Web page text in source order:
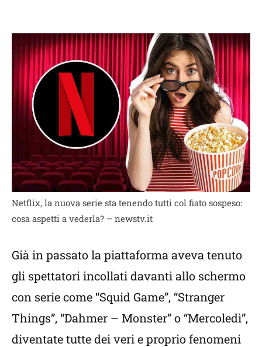
Netflix, la nuova serie sta tenendo tutti col fiato sospeso:
cosa aspetti a vederla? – newstv.it
Già in passato la piattaforma aveva tenuto
gli spettatori incollati davanti allo schermo
con serie come “Squid Game”, “Stranger
Things”, “Dahmer – Monster” o “Mercoledì”,
diventate tutte dei veri e proprio fenomeni